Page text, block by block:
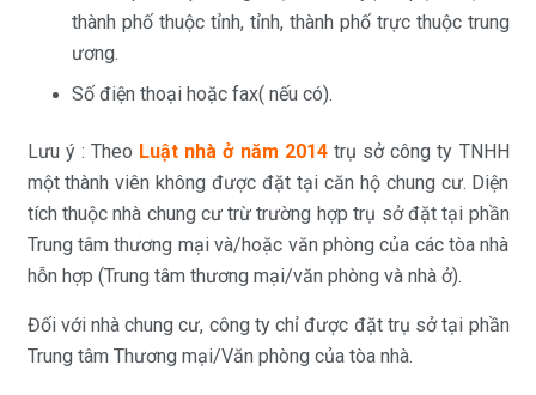
thành phố thuộc tỉnh, tỉnh, thành phố trực thuộc trung
ương.
Số điện thoại hoặc fax( nếu có).
Lưu ý : Theo Luật nhà ở năm 2014trụ sở công ty TNHH
một thành viên không được đặt tại căn hộ chung cư. Diện
tích thuộc nhà chung cư trừ trường hợp trụ sở đặt tại phần
Trung tâm thương mại và/hoặc văn phòng của các tòa nhà
hỗn hợp (Trung tâm thương mại/văn phòng và nhà ở).
Đối với nhà chung cư, công ty chỉ được đặt trụ sở tại phần
Trung tâm Thương mại/Văn phòng của tòa nhà.